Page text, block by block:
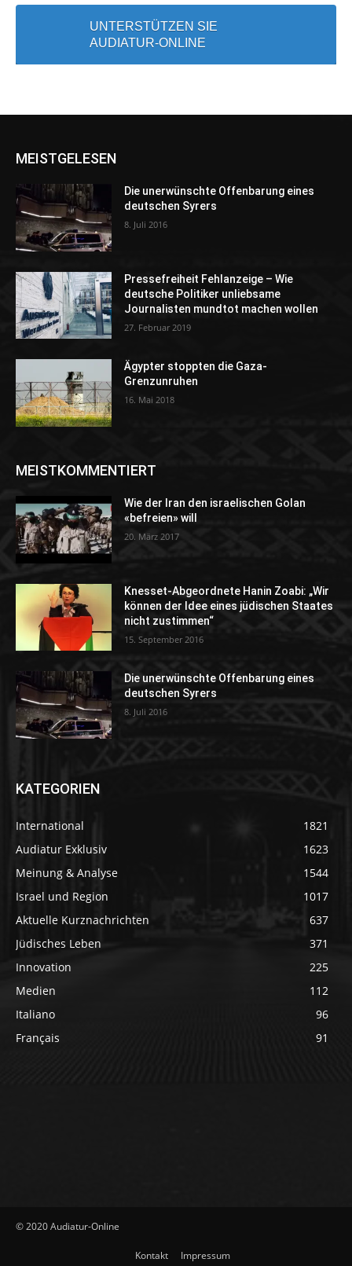
UNTERSTÜTZEN SIE
AUDIATUR-ONLINE
MEISTGELESEN
Die unerwünschte Offenbarung eines
deutschen Syrers
8. Juli 2016
Pressefreiheit Fehlanzeige – Wie
deutsche Politiker unliebsame
Journalisten mundtot machen wollen
27. Februar 2019
Ägypter stoppten die Gaza-
Grenzunruhen
16. Mai 2018
MEISTKOMMENTIERT
Wie der Iran den israelischen Golan
«befreien» will
20. März 2017
Knesset-Abgeordnete Hanin Zoabi: „Wir
können der Idee eines jüdischen Staates
nicht zustimmen“
15. September 2016
Die unerwünschte Offenbarung eines
deutschen Syrers
8. Juli 2016
KATEGORIEN
International
1821
Audiatur Exklusiv
1623
Meinung & Analyse
1544
Israel und Region
1017
Aktuelle Kurznachrichten
637
Jüdisches Leben
371
Innovation
225
Medien
112
Italiano
96
Français
91
© 2020 Audiatur-Online
Kontakt Impressum